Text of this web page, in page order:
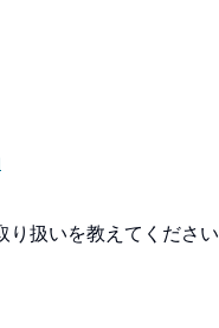
り扱いを教えてください